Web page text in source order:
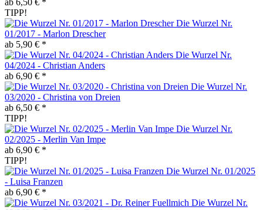
ab 6,50 € *
TIPP!
Die Wurzel Nr.
01/2017 - Marlon Drescher
ab 5,90 € *
Die Wurzel Nr.
04/2024 - Christian Anders
ab 6,90 € *
Die Wurzel Nr.
03/2020 - Christina von Dreien
ab 6,50 € *
TIPP!
Die Wurzel Nr.
02/2025 - Merlin Van Impe
ab 6,90 € *
TIPP!
Die Wurzel Nr. 01/2025
- Luisa Franzen
ab 6,90 € *
Die Wurzel Nr.